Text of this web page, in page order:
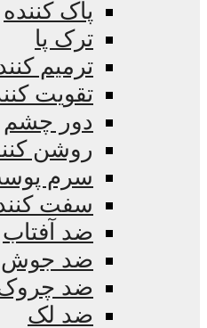
پاک کننده
ترک پا
ترمیم
تقویت
دور چشم
روشن
سرم
سفت
ضد آفتاب
ضد جوش
ضد
ضد لک